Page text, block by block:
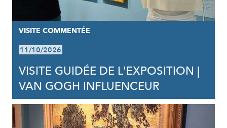
VISITE COMMENTÉE
11/10/2026
VISITE GUIDÉE DE L'EXPOSITION |
VAN GOGH INFLUENCEUR